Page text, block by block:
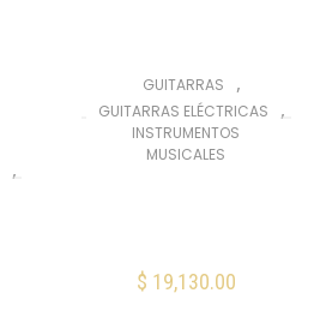
,
GUITARRAS ,
GUITARRAS ELÉCTRICAS ,
INSTRUMENTOS
MUSICALES
$ 19,130.00
AÑADIR AL CARRITO